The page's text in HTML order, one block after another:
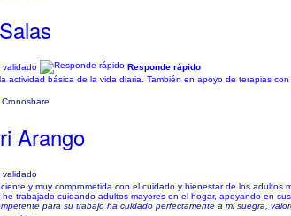
validado
Responde rápido
actividad básica de la vida diaria. También en apoyo de terapias
Arango
validado
y muy comprometida con el cuidado y bienestar de los
trabajado cuidando adultos mayores en el hogar, apoyando en
para su trabajo ha cuidado perfectamente a mi suegra,